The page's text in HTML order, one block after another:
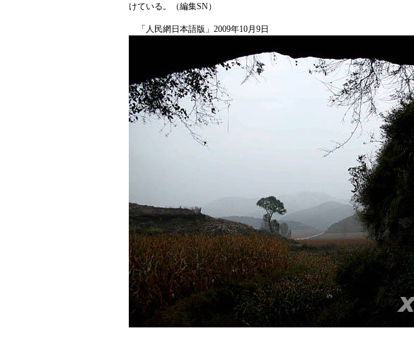
けている。（編集SN）
「人民網日本語版」2009年10月9日